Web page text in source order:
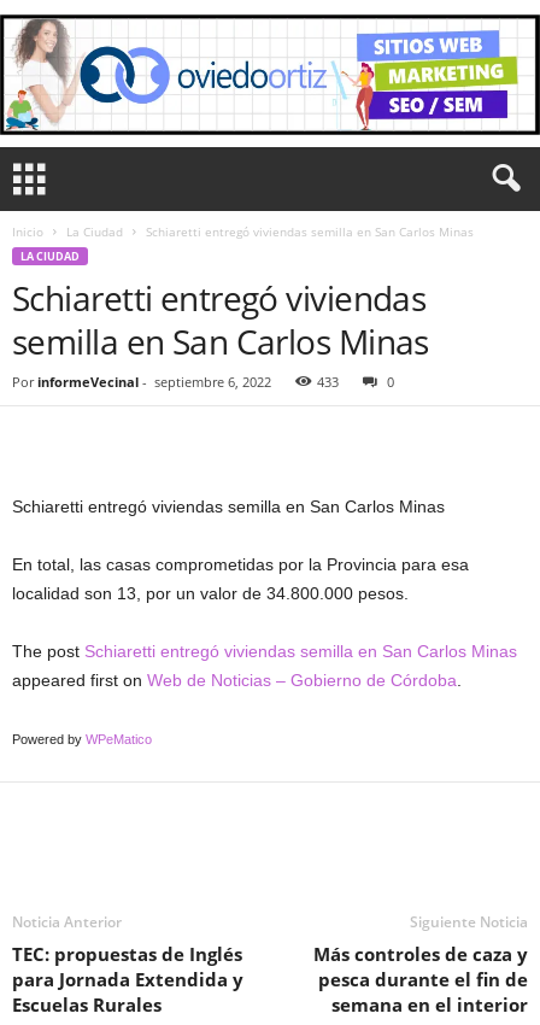
Inicio La Ciudad Schiaretti entregó viviendas semilla en San Carlos Minas
LA CIUDAD
Schiaretti entregó viviendas
semilla en San Carlos Minas
Por informeVecinal - septiembre 6, 2022 433 0
Schiaretti entregó viviendas semilla en San Carlos Minas
En total, las casas comprometidas por la Provincia para esa
localidad son 13, por un valor de 34.800.000 pesos.
The post Schiaretti entregó viviendas semilla en San Carlos Minas
appeared first on Web de Noticias – Gobierno de Córdoba
Powered by WPeMatico
Noticia Anterior
TEC: propuestas de Inglés
para Jornada Extendida y
Escuelas Rurales
Siguiente Noticia
Más controles de caza y
pesca durante el fin de
semana en el interior